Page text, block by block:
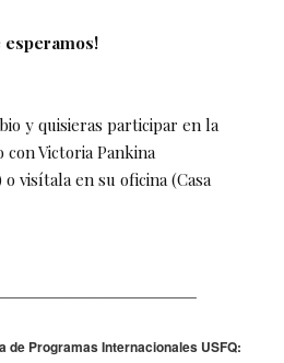
esperamos!
y quisieras participar en la
Victoria Pankina
o visítala en su oficina (Casa
de Programas Internacionales USFQ: